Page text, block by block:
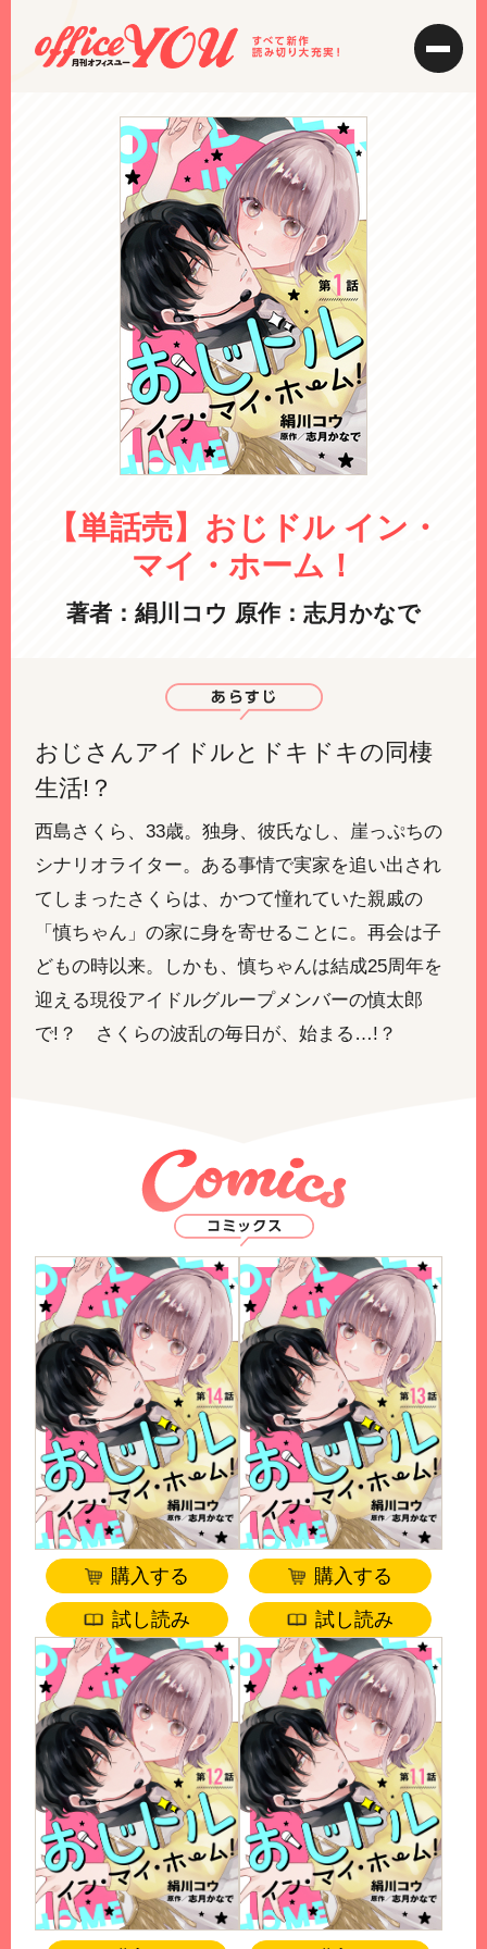
【単話売】おじドル イン・
マイ・ホーム！
著者：絹川コウ 原作：志月かなで
おじさんアイドルとドキドキの同棲
生活!？
西島さくら、33歳。独身、彼氏なし、崖っぷちの
シナリオライター。ある事情で実家を追い出され
てしまったさくらは、かつて憧れていた親戚の
「慎ちゃん」の家に身を寄せることに。再会は子
どもの時以来。しかも、慎ちゃんは結成25周年を
迎える現役アイドルグループメンバーの慎太郎
で!？ さくらの波乱の毎日が、始まる…!？
購入する
試し読み
購入する
試し読み